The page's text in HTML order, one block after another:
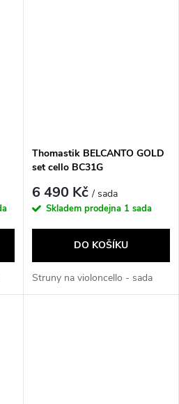
Thomastik BELCANTO GOLD
set cello BC31G
6 490 Kč/ sada
Skladem prodejna 1 sada
DO KOŠÍKU
Struny na violoncello - sada